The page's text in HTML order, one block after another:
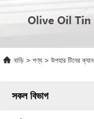
বাড়ি > পণ্য > উপহার টিনের ক্যান
সকল বিভাগ